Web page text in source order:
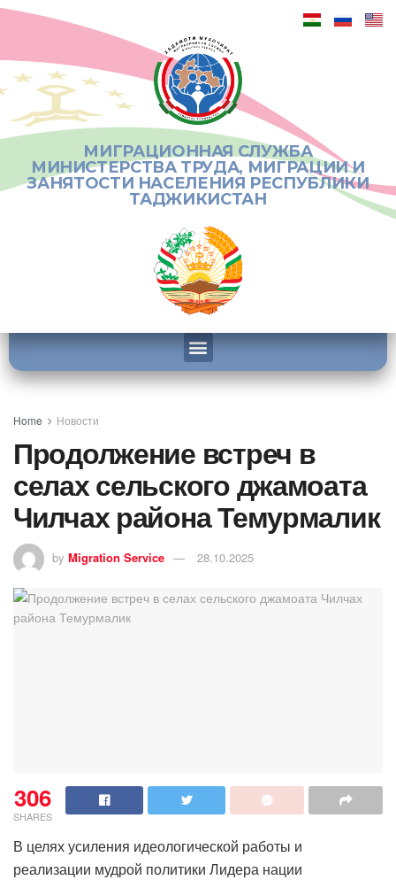
МИГРАЦИОННАЯ СЛУЖБА
МИНИСТЕРСТВА ТРУДА, МИГРАЦИИ И
ЗАНЯТОСТИ НАСЕЛЕНИЯ РЕСПУБЛИКИ
ТАДЖИКИСТАН
Home Новости
Продолжение встреч в
селах сельского джамоата
Чилчах района Темурмалик
by Migration Service 28.10.2025
306
SHARES
В целях усиления идеологической работы и
реализации мудрой политики Лидера нации